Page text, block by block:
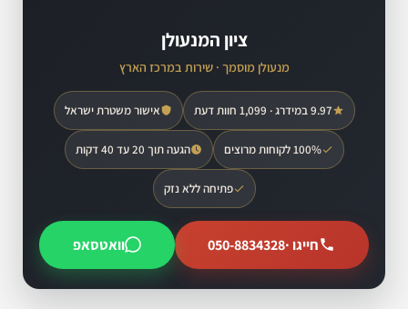
ציון המנעולן
מנעולן מוסמך · שירות במרכז הארץ
9.97 במידרג · 1,099 חוות דעת אישור משטרת ישראל
100% לקוחות מרוצים הגעה תוך 20 עד 40 דקות
פתיחה ללא נזק
חייגו ·050-8834328 וואטסאפ